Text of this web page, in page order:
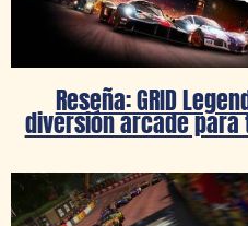
Reseña: GRID
diversión arcade para